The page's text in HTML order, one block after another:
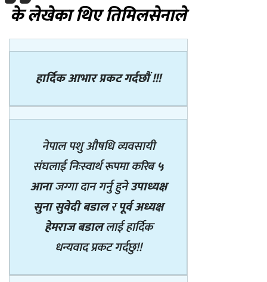
के लेखेका थिए तिमिलसेनाले
हार्दिक आभार प्रकट गर्दछौं !!!
नेपाल पशु औषधि व्यवसायी
संघलाई निःस्वार्थ रूपमा करिब५
आनाजग्गा दान गर्नु हुनेउपाध्यक्ष
सुना सुवेदी बडालरपूर्व अध्यक्ष
हेमराज बडाललाई हार्दिक
धन्यवाद प्रकट गर्दछु!!